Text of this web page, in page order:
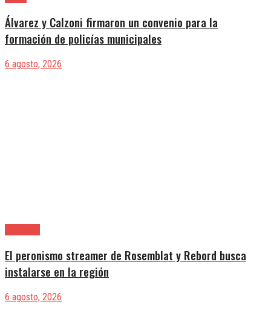
Álvarez y Calzoni firmaron un convenio para la
formación de policías municipales
6 agosto, 2026
El peronismo streamer de Rosemblat y Rebord busca
instalarse en la región
6 agosto, 2026